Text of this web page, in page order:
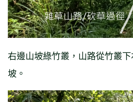
右邊山坡綠竹叢，山路從竹叢
坡。